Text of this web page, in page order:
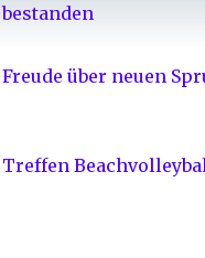
bestanden
Freude über neuen
Treffen